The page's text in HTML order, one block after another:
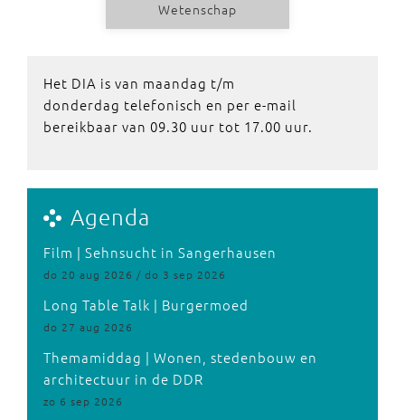
Wetenschap
Het DIA is van maandag t/m
donderdag telefonisch en per e-mail
bereikbaar van 09.30 uur tot 17.00 uur.
Agenda
Film | Sehnsucht in Sangerhausen
do 20 aug 2026 / do 3 sep 2026
Long Table Talk | Burgermoed
do 27 aug 2026
Themamiddag | Wonen, stedenbouw en
architectuur in de DDR
zo 6 sep 2026